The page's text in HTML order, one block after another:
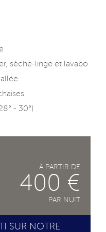
sèche-linge et lavabo
- 30°)
À PARTIR DE
400 €
PAR NUIT
SUR NOTRE